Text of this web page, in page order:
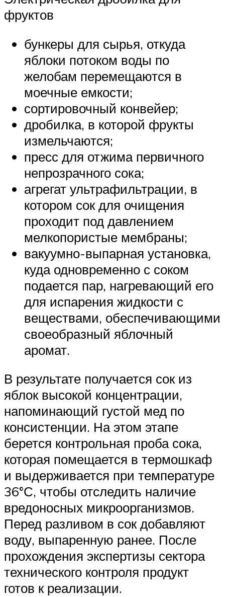
фруктов
бункеры для сырья, откуда
яблоки потоком воды по
желобам перемещаются в
моечные емкости;
сортировочный конвейер;
дробилка, в которой фрукты
измельчаются;
пресс для отжима первичного
непрозрачного сока;
агрегат ультрафильтрации, в
котором сок для очищения
проходит под давлением
мелкопористые мембраны;
вакуумно-выпарная установка,
куда одновременно с соком
подается пар, нагревающий его
для испарения жидкости с
веществами, обеспечивающими
своеобразный яблочный
аромат.
В результате получается сок из
яблок высокой концентрации,
напоминающий густой мед по
консистенции. На этом этапе
берется контрольная проба сока,
которая помещается в термошкаф
и выдерживается при температуре
36°С, чтобы отследить наличие
вредоносных микроорганизмов.
Перед разливом в сок добавляют
воду, выпаренную ранее. После
прохождения экспертизы сектора
технического контроля продукт
готов к реализации.